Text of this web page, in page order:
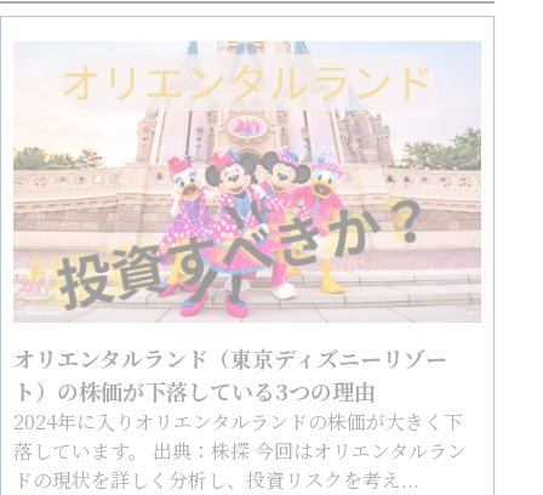
オリエンタルランド（東京ディズニーリゾー
ト）の株価が下落している3つの理由
2024年に入りオリエンタルランドの株価が大きく下
落しています。 出典：株探 今回はオリエンタルラン
ドの現状を詳しく分析し、投資リスクを考え...